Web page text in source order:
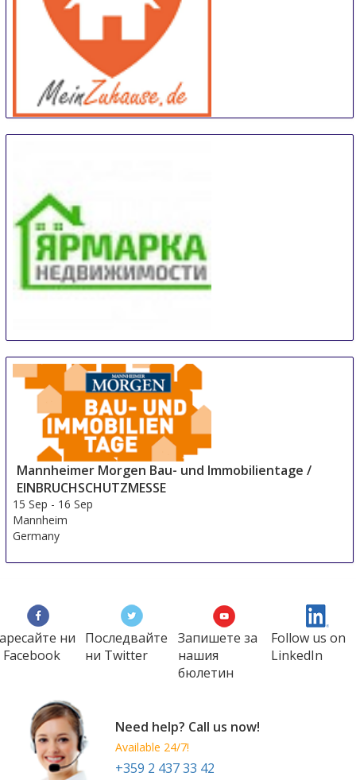
14 Sep-15 Sep
Sochi
Russian Federation
Mannheimer Morgen Bau- und Immobilientage /
EINBRUCHSCHUTZMESSE
15 Sep - 16 Sep
Mannheim
Germany
ни
Последвайте
ни Twitter
Запишете за
нашия
бюлетин
Follow us on
LinkedIn
Need help? Call us now!
Available 24/7!
+359 2 437 33 42